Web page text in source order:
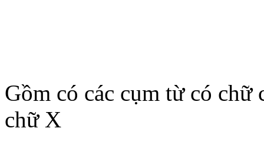
Gồm có các cụm từ có chữ
chữ X